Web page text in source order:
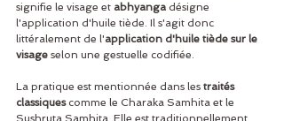
signifie le visage et abhyanga désigne
l'application d'huile tiède. Il s'agit donc
littéralement de l'application d'huile tiède sur le
visage selon une gestuelle codifiée.
La pratique est mentionnée dans les traités
classiques comme le Charaka Samhita et le